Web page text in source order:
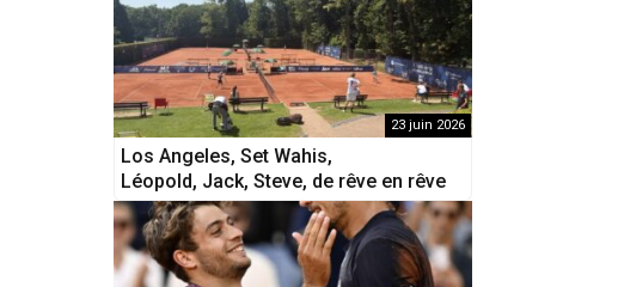
23 juin 2026
Los Angeles, Set Wahis,
Léopold, Jack, Steve, de rêve en rêve